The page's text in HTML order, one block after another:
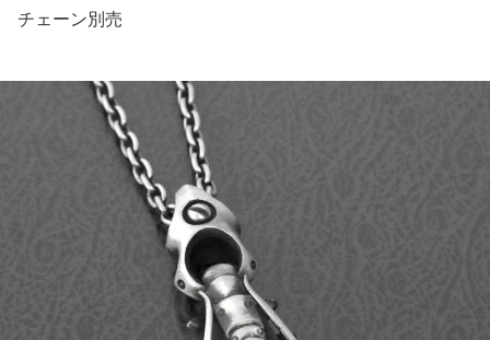
チェーン別売